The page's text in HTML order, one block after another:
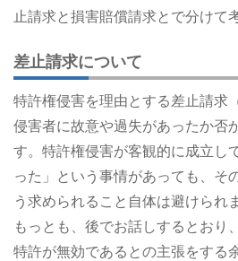
止請求と損害賠償請求とで分けて
差止請求について
特許権侵害を理由とする差止請求
侵害者に故意や過失があったか否
す。特許権侵害が客観的に成立し
った」という事情があっても、そ
う求められること自体は避けられ
もっとも、後でお話しするとおり
特許が無効であるとの主張をする